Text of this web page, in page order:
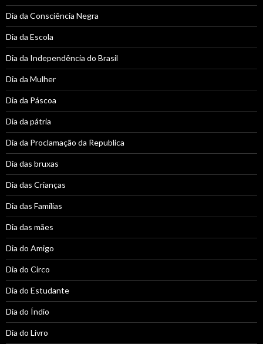
Dia da Consciência Negra
Dia da Escola
Dia da Independência do Brasil
Dia da Mulher
Dia da Páscoa
Dia da pátria
Dia da Proclamação da Republica
Dia das bruxas
Dia das Crianças
Dia das Famílias
Dia das mães
Dia do Amigo
Dia do Circo
Dia do Estudante
Dia do Índio
Dia do Livro